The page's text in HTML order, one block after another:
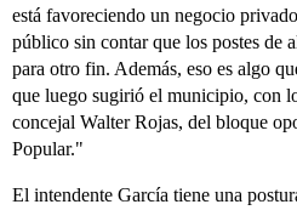
está favoreciendo un negocio
público sin contar que los postes de
para otro fin. Además, eso es algo
que luego sugirió el municipio, con
concejal Walter Rojas, del bloque
Popular."
El intendente García tiene una